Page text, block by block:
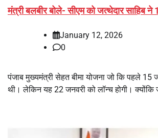
मंत्री बलबीर बोले- सीएम को जत्थेदार साहिब
January 12, 2026
0
पंजाब मुख्यमंत्री सेहत बीमा योजना जो कि पहले 15
थी। लेकिन यह 22 जनवरी को लॉन्च होगी। क्योंकि